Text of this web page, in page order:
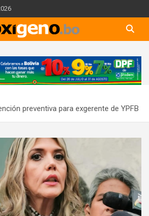
preventiva para exgerente de YPFB